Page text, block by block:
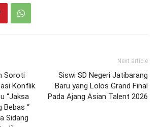
Soroti
Konflik
“Jaksa
Bebas “
Sidang
Next article
Siswi SD Negeri Jatibarang
Baru yang Lolos Grand Final
Pada Ajang Asian Talent 2026